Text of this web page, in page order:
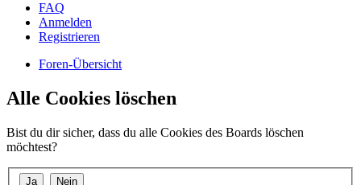
FAQ
Anmelden
Registrieren
Foren-Übersicht
Alle Cookies löschen
Bist du dir sicher, dass du alle Cookies des Boards löschen
möchtest?